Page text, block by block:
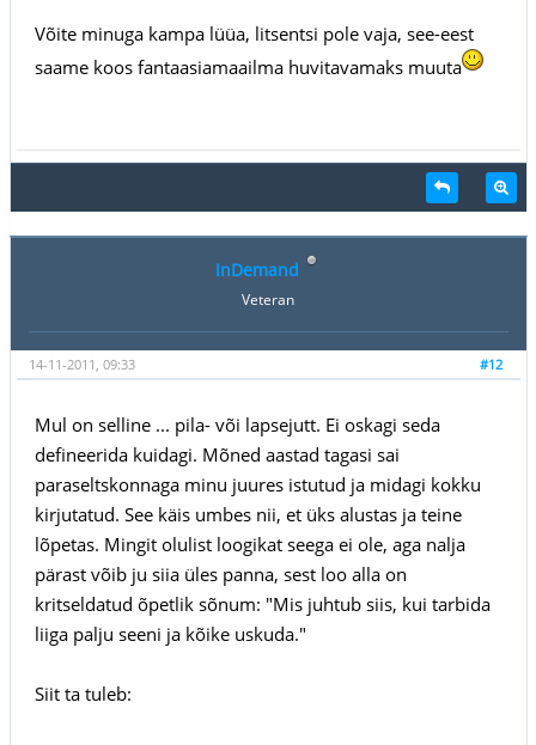
Võite minuga kampa lüüa, litsentsi pole vaja, see-eest
saame koos fantaasiamaailma huvitavamaks muuta
InDemand
Veteran
#12
14-11-2011, 09:33
Mul on selline ... pila- või lapsejutt. Ei oskagi seda
defineerida kuidagi. Mõned aastad tagasi sai
paraseltskonnaga minu juures istutud ja midagi kokku
kirjutatud. See käis umbes nii, et üks alustas ja teine
lõpetas. Mingit olulist loogikat seega ei ole, aga nalja
pärast võib ju siia üles panna, sest loo alla on
kritseldatud õpetlik sõnum: "Mis juhtub siis, kui tarbida
liiga palju seeni ja kõike uskuda."
Siit ta tuleb: